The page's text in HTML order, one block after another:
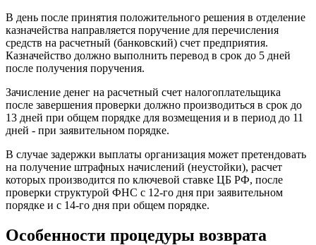
В день после принятия положительного решения в отделение
казначейства направляется поручение для перечисления
средств на расчетный (банковский) счет предприятия.
Казначейство должно выполнить перевод в срок до 5 дней
после получения поручения.
Зачисление денег на расчетный счет налогоплательщика
после завершения проверки должно производиться в срок до
13 дней при общем порядке для возмещения и в период до 11
дней - при заявительном порядке.
В случае задержки выплаты организация может претендовать
на получение штрафных начислений (неустойки), расчет
которых производится по ключевой ставке ЦБ РФ, после
проверки структурой ФНС с 12-го дня при заявительном
порядке и с 14-го дня при общем порядке.
Особенности процедуры возврата